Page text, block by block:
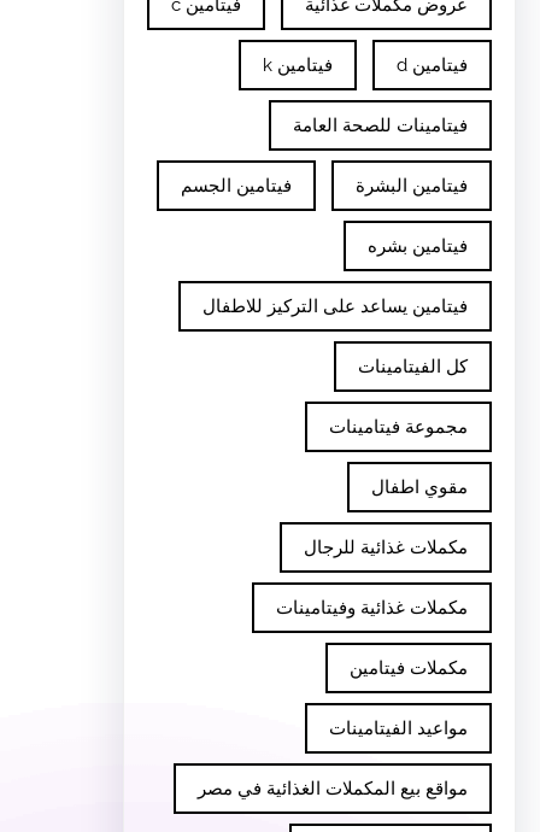
عروض مكملات غذائية فيتامين c
فيتامين d فيتامين k
فيتامينات للصحة العامة
فيتامين البشرة فيتامين الجسم
فيتامين بشره
فيتامين يساعد على التركيز للاطفال
كل الفيتامينات
مجموعة فيتامينات
مقوي اطفال
مكملات غذائية للرجال
مكملات غذائية وفيتامينات
مكملات فيتامين
مواعيد الفيتامينات
مواقع بيع المكملات الغذائية في مصر